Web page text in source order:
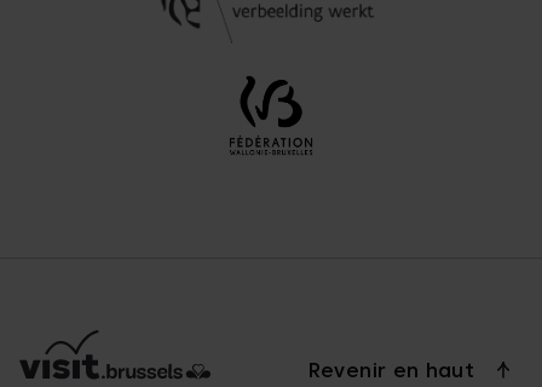
Revenir en haut